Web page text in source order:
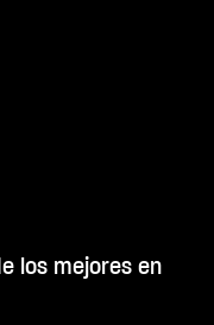
los mejores en